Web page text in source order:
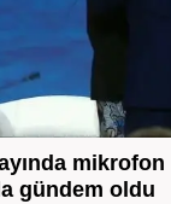
gündem oldu